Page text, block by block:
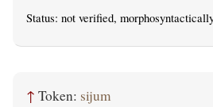
Status: not verified,
↑ Token: sijum